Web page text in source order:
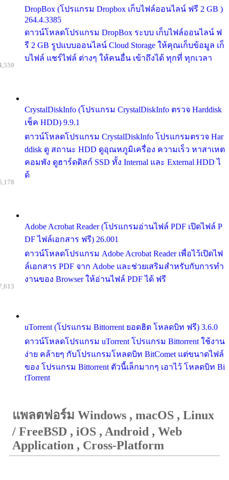
DropBox (โปรแกรม Dropbox เก็บไฟล์ออนไลน์ ฟรี 2 GB )
264.4.3385
ดาวน์โหลดโปรแกรม DropBox ระบบ เก็บไฟล์ออนไลน์ ฟ
รี 2 GB รูปแบบออนไลน์ Cloud Storage ให้คุณเก็บข้อมูล เก็
บไฟล์ แชร์ไฟล์ ต่างๆ ให้คนอื่น เข้าถึงได้ ทุกที่ ทุกเวลา
CrystalDiskInfo (โปรแกรม CrystalDiskInfo ตรวจ Harddisk
เช็ค HDD) 9.9.1
ดาวน์โหลดโปรแกรม CrystalDiskInfo โปรแกรมตรวจ Har
ddisk ดู สถานะ HDD ดูอุณหภูมิเครื่อง ความเร็ว หาสาเหต
คอมพัง ดูฮาร์ดดิสก์ SSD ทั้ง Internal และ External HDD ไ
ด้
Adobe Acrobat Reader (โปรแกรมอ่านไฟล์ PDF เปิดไฟล์ P
DF ไฟล์เอกสาร ฟรี) 26.001
ดาวน์โหลดโปรแกรม Adobe Acrobat Reader เพื่อไว้เปิดไฟ
ล์เอกสาร PDF จาก Adobe และช่วยเสริมสำหรับกับการทำ
งานของ Browser ให้อ่านไฟล์ PDF ได้ ฟรี
uTorrent (โปรแกรม Bittorrent ยอดฮิต โหลดบิท ฟรี) 3.6.0
ดาวน์โหลดโปรแกรม uTorrent โปรแกรม Bittorrent ใช้งาน
ง่าย คล้ายๆ กับโปรแกรมโหลดบิท BitComet แต่ขนาดไฟล์
ของ โปรแกรม Bittorrent ตัวนี้เล็กมากๆ เอาไว้ โหลดบิท Bi
tTorrent
แพลตฟอร์ม Windows , macOS , Linux
/ FreeBSD , iOS , Android , Web
Application , Cross-Platform